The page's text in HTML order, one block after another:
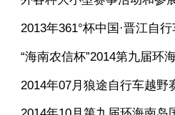
2013年361°杯中国·晋江自
“海南农信杯”2014第九届环
2014年07月狼途自行车越野